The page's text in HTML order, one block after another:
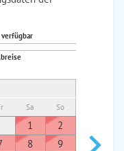
Sa So
1
2
8
9
7